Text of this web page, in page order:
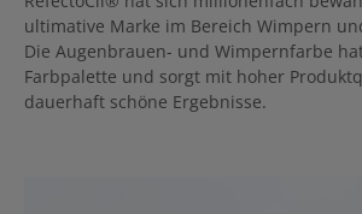
ultimative Marke im Bereich Wimpern
Die Augenbrauen- und Wimpernfarbe
Farbpalette und sorgt mit hoher
dauerhaft schöne Ergebnisse.